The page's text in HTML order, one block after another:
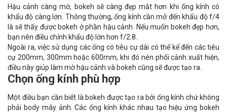
Hậu cảnh càng mờ, bokeh sẽ càng đẹp mắt hơn khi ống kính có
khẩu độ càng lớn. Thông thường, ống kính cần mở đến khẩu độ f/4
là sẽ thấy được bokeh ở phần hậu cảnh. Nếu muốn bokeh đẹp hơn,
bạn nên điều chỉnh khẩu độ lớn hơn f/2.8.
Ngoài ra, việc sử dụng các ống có tiêu cự dài có thể kể đến các tiêu
cự 200mm, 300mm hoặc 600mm, khi đó nén phối cảnh xuất hiện,
điều này giúp làm mờ hậu cảnh và bokeh cũng sẽ được tạo ra.
Chọn ống kính phù hợp
Một điều bạn cần biết là bokeh được tạo ra bởi ống kính chứ không
phải body máy ảnh. Các ống kính khác nhau tạo hiệu ứng bokeh